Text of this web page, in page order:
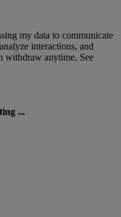
my data to communicate
interactions, and
withdraw anytime. See
...